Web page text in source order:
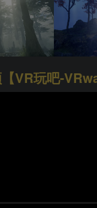
VR玩吧-